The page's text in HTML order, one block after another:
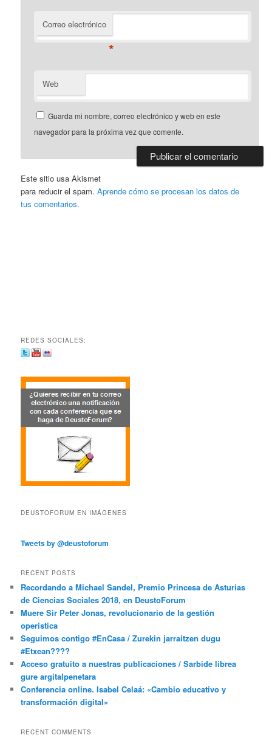
Correo electrónico
*
Web
Guarda mi nombre, correo electrónico y web en este
navegador para la próxima vez que comente.
Este sitio usa Akismet
para reducir el spam.Aprende cómo se procesan los datos de
tus comentarios.
REDES SOCIALES:
DEUSTOFORUM EN IMÁGENES
Tweets by @deustoforum
RECENT POSTS
Recordando a Michael Sandel, Premio Princesa de Asturias
de Ciencias Sociales 2018, en DeustoForum
Muere Sir Peter Jonas, revolucionario de la gestión
operística
Seguimos contigo #EnCasa / Zurekin jarraitzen dugu
#Etxean????
Acceso gratuito a nuestras publicaciones / Sarbide librea
gure argitalpenetara
Conferencia online. Isabel Celaá: «Cambio educativo y
transformación digital»
RECENT COMMENTS